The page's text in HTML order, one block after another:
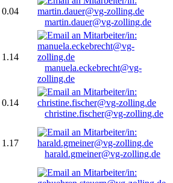
0.04
martin.dauer@vg-zolling.de
1.14
manuela.eckebrecht@vg-
zolling.de
0.14
christine.fischer@vg-zolling.de
1.17
harald.gmeiner@vg-zolling.de